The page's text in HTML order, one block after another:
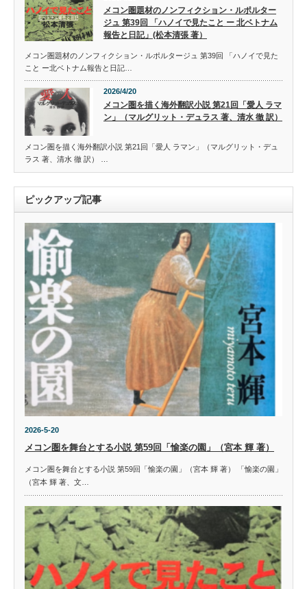
メコン圏題材のノンフィクション・ルポルター
ジュ 第39回 「ハノイで見たこと ー 北ベトナム
報告と日記」(松本清張 著）
メコン圏題材のノンフィクション・ルポルタージュ 第39回 「ハノイで見た
こと ー北ベトナム報告と日記…
2026/4/20
メコン圏を描く海外翻訳小説 第21回「愛人 ラマ
ン」（マルグリット・デュラス 著、清水 徹 訳）
メコン圏を描く海外翻訳小説 第21回「愛人 ラマン」（マルグリット・デュ
ラス 著、清水 徹 訳） …
ピックアップ記事
2026-5-20
メコン圏を舞台とする小説 第59回「愉楽の園」（宮本 輝 著）
メコン圏を舞台とする小説 第59回「愉楽の園」（宮本 輝 著） 「愉楽の園」
（宮本 輝 著、文…